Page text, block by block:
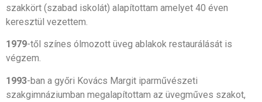
szakkört (szabad iskolát) alapítottam amelyet 40 éven
keresztül vezettem.
1979-től színes ólmozott üveg ablakok restaurálását is
végzem.
1993-ban a győri Kovács Margit iparművészeti
szakgimnáziumban megalapítottam az üvegműves szakot,